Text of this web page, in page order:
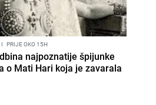
I PRIJE OKO 15H
najpoznatije špijunke
o Mati Hari koja je zavarala